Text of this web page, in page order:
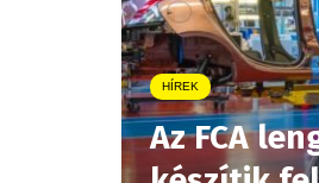
HÍREK
Az FCA